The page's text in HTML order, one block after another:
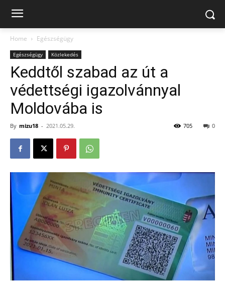
Home Egészségügy
Egészségügy Közlekedés
Keddtől szabad az út a
védettségi igazolvánnyal
Moldovába is
By mizu18 - 2021.05.29. 0
705